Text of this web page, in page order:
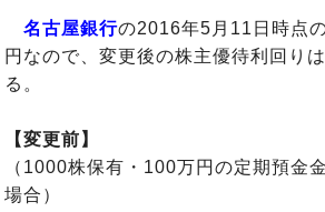
名古屋銀行の2016年5月11日時点
円なので、変更後の株主優待利回り
る。
【変更前】
（1000株保有・100万円の定期預金
場合）